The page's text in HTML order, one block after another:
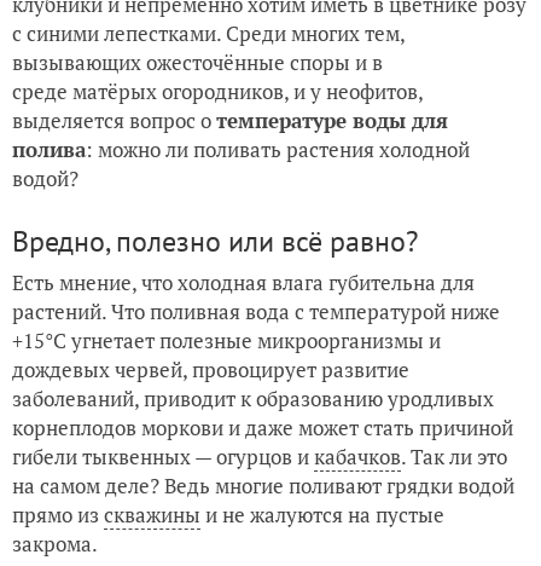
с синими лепестками. Среди многих тем,
вызывающих ожесточённые споры и в
среде матёрых огородников, и у неофитов,
выделяется вопрос отемпературе воды для
полива: можно ли поливать растения холодной
водой?
Вредно, полезно или всё равно?
Есть мнение, что холодная влага губительна для
растений. Что поливная вода с температурой ниже
+15°С угнетает полезные микроорганизмы и
дождевых червей, провоцирует развитие
заболеваний, приводит к образованию уродливых
корнеплодов моркови и даже может стать причиной
гибели тыквенных — огурцов икабачков. Так ли это
на самом деле? Ведь многие поливают грядки водой
прямо из скважины и не жалуются на пустые
закрома.